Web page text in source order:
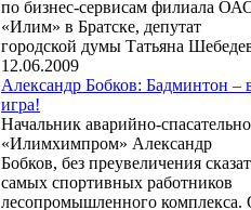
по бизнес-сервисам филиала
«Илим» в Братске, депутат
городской думы Татьяна
12.06.2009
Александр Бобков: Бадминтон –
игра!
Начальник аварийно-
«Илимхимпром» Александр
Бобков, без преувеличения
самых спортивных работников
лесопромышленного комплекса.